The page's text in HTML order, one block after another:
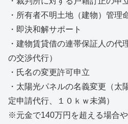
・所有者不明土地（建物）管理
・即決和解サポート
・建物賃貸借の連帯保証人の代
の交渉代行）
・氏名の変更許可申立
・太陽光パネルの名義変更（太
定申請代行、１０ｋｗ未満）
※元金で140万円を超える場合